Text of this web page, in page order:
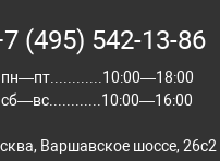
(495) 542-13-86
пн—пт............10:00—18:00
сб—вс............10:00—16:00
Варшавское шоссе, 26с2